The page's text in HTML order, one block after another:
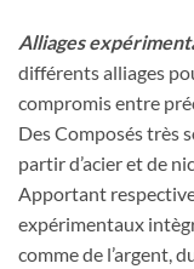
Alliages
différents alliages
compromis entre
Des Composés très
partir d’acier et de
Apportant
expérimentaux
comme de l’argent,